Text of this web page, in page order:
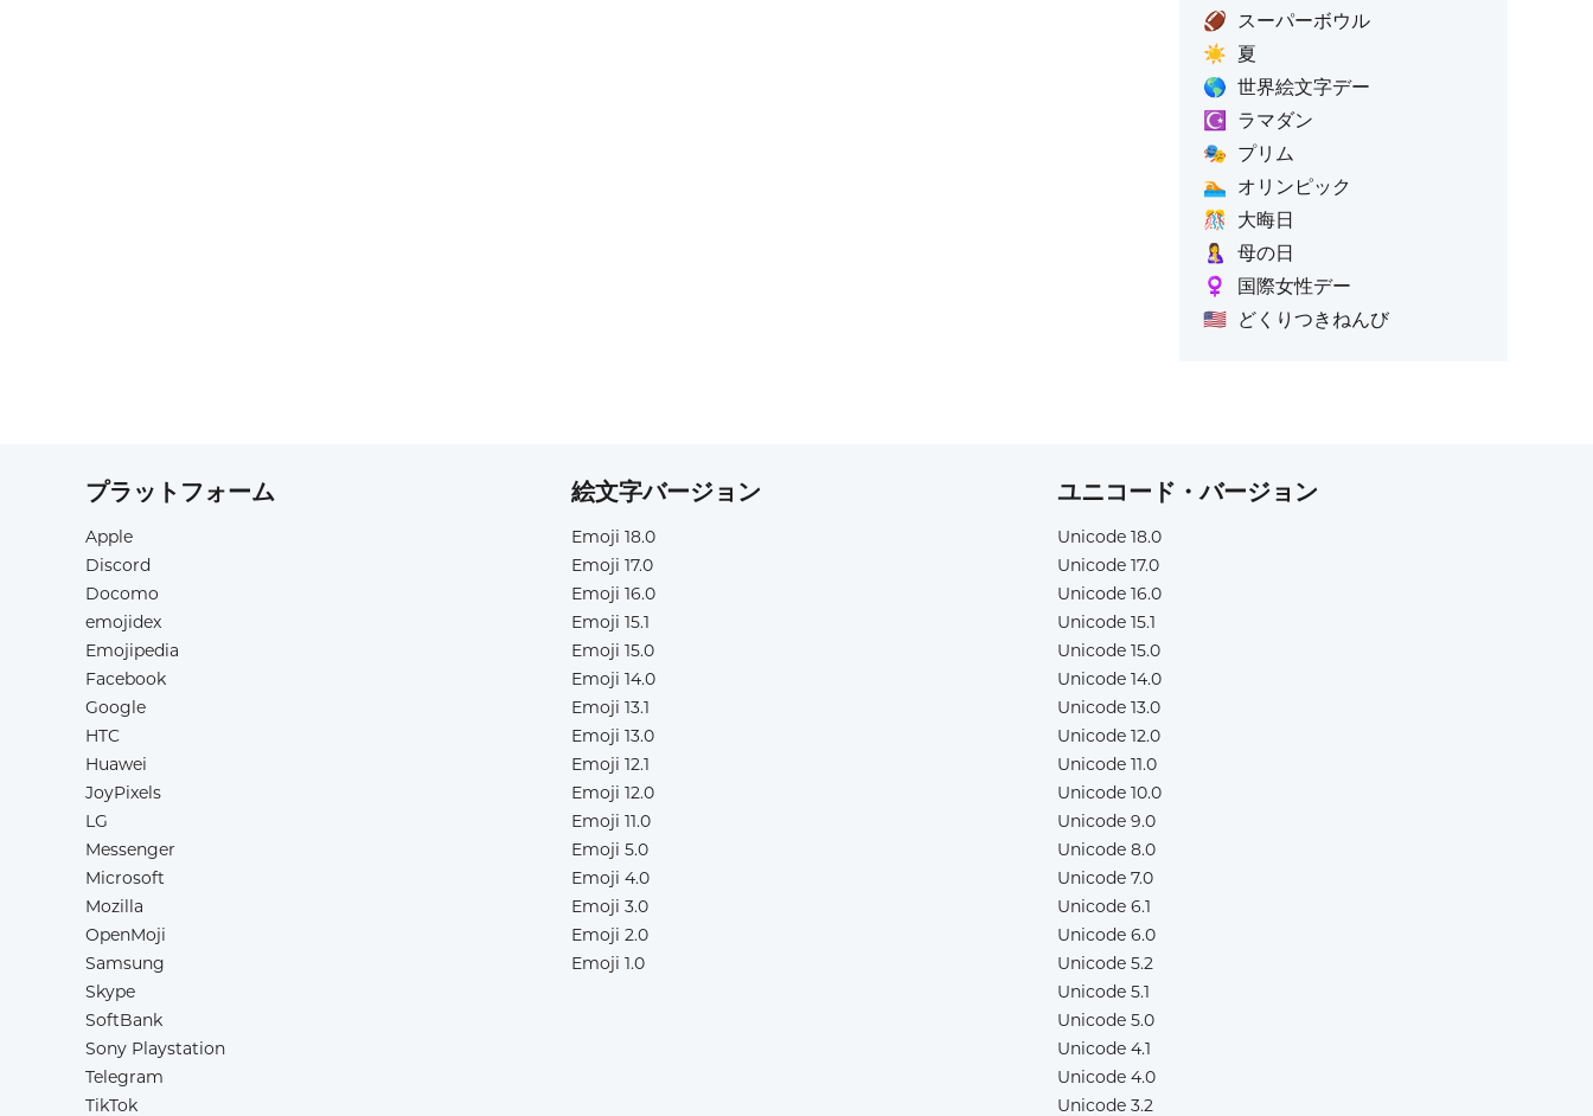
🏈 スーパーボウル
☀️ 夏
🌎 世界絵文字デー
☪️
ラマダン
🎭 プリム
🏊 オリンピック
🎊
大晦日
🤱
母の日
♀️
国際女性デー
🇺🇸
どくりつきねんび
プラットフォーム
Apple
Discord
Docomo
emojidex
Emojipedia
Facebook
Google
HTC
Huawei
JoyPixels
LG
Messenger
Microsoft
Mozilla
OpenMoji
Samsung
Skype
SoftBank
Sony Playstation
Telegram
TikTok
絵文字バージョン
Emoji 18.0
Emoji 17.0
Emoji 16.0
Emoji 15.1
Emoji 15.0
Emoji 14.0
Emoji 13.1
Emoji 13.0
Emoji 12.1
Emoji 12.0
Emoji 11.0
Emoji 5.0
Emoji 4.0
Emoji 3.0
Emoji 2.0
Emoji 1.0
ユニコード・バージョン
Unicode 18.0
Unicode 17.0
Unicode 16.0
Unicode 15.1
Unicode 15.0
Unicode 14.0
Unicode 13.0
Unicode 12.0
Unicode 11.0
Unicode 10.0
Unicode 9.0
Unicode 8.0
Unicode 7.0
Unicode 6.1
Unicode 6.0
Unicode 5.2
Unicode 5.1
Unicode 5.0
Unicode 4.1
Unicode 4.0
Unicode 3.2